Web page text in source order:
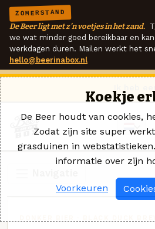
ZOMERSTAND
De Beer ligt met z'n voetjes in het zand.
we wat minder goed bereikbaar en
werkdagen duren. Mailen werkt het
hello@beerinabox.nl
Koekje
De Beer houdt van cookies,
Zodat zijn site super
grasduinen in webstatistieken.
informatie over zijn
Voorkeuren